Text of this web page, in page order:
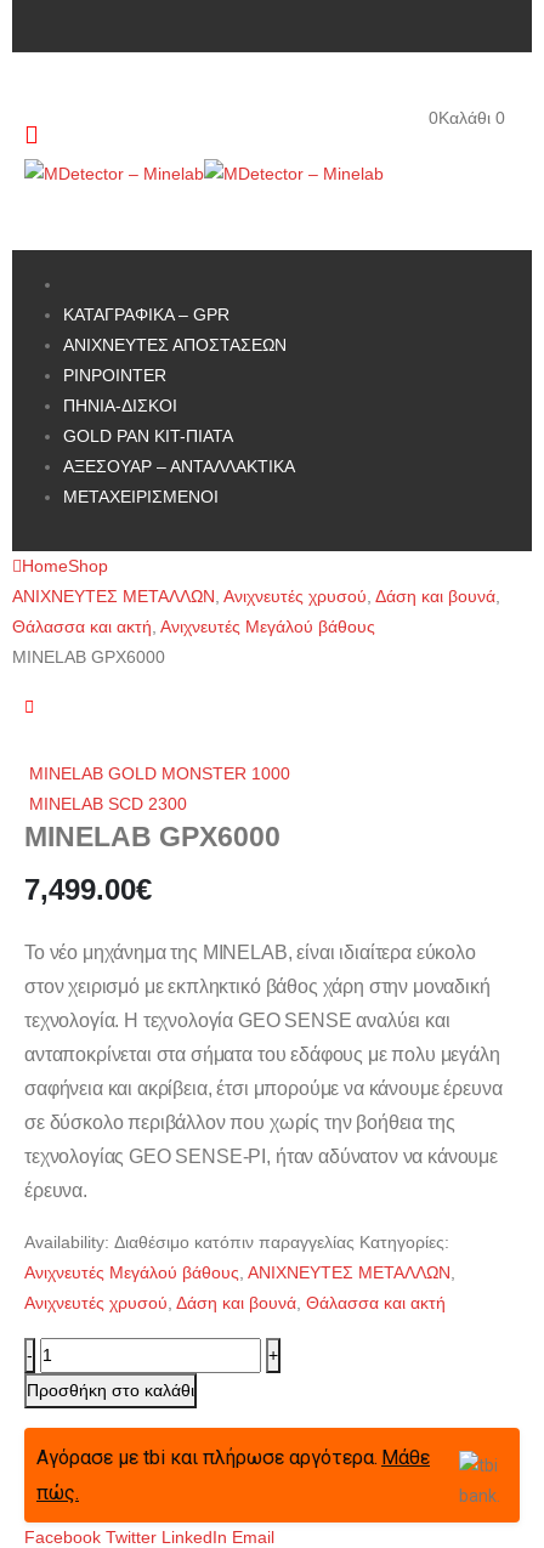
0Καλάθι 0
ΚΑΤΑΓΡΑΦΙΚΑ – GPR
ΑΝΙΧΝΕΥΤΕΣ ΑΠΟΣΤΑΣΕΩΝ
PINPOINTER
ΠΗΝΙΑ-ΔΙΣΚΟΙ
GOLD PAN KIT-ΠΙΑΤΑ
ΑΞΕΣΟΥΑΡ – ΑΝΤΑΛΛΑΚΤΙΚΑ
ΜΕΤΑΧΕΙΡΙΣΜΕΝΟΙ
HomeShop
ΑΝΙΧΝΕΥΤΕΣ ΜΕΤΑΛΛΩΝ Ανιχνευτές χρυσού Δάση και βουνά
Θάλασσα και ακτή Ανιχνευτές Μεγάλού βάθους
MINELAB GPX6000
MINELAB GOLD MONSTER 1000
MINELAB SCD 2300
MINELAB GPX6000
7,499.00€
Το νέο μηχάνημα της MINELAB, είναι ιδιαίτερα εύκολο
στον χειρισμό με εκπληκτικό βάθος χάρη στην μοναδική
τεχνολογία. H τεχνολογία GEO SENSE αναλύει και
ανταποκρίνεται στα σήματα του εδάφους με πολυ μεγάλη
σαφήνεια και ακρίβεια, έτσι μπορούμε να κάνουμε έρευνα
σε δύσκολο περιβάλλον που χωρίς την βοήθεια της
τεχνολογίας GEO SENSE-PI, ήταν αδύνατον να κάνουμε
έρευνα.
Availability: Διαθέσιμο κατόπιν παραγγελίας Κατηγορίες:
Ανιχνευτές Μεγάλού βάθους ΑΝΙΧΝΕΥΤΕΣ ΜΕΤΑΛΛΩΝ
Ανιχνευτές χρυσού Δάση και βουνά Θάλασσα και ακτή
-
+
Προσθήκη στο καλάθι
Αγόρασε με tbi και πλήρωσε αργότερα. Μάθε
πώς.
Facebook Twitter LinkedIn Email